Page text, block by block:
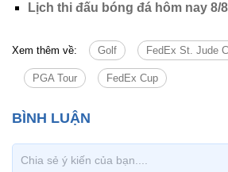
Lịch thi đấu bóng đá hôm nay 8/8
Xem thêm về: Golf FedEx St. Jude
PGA Tour FedEx Cup